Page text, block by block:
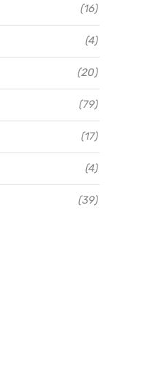
(16)
(4)
(20)
(79)
(17)
(4)
(39)